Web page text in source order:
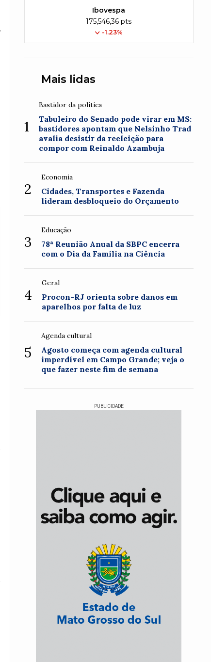
Ibovespa
175,546,36 pts
-1.23%
Mais lidas
1
Bastidor da política
Tabuleiro do Senado pode virar em MS:
bastidores apontam que Nelsinho Trad
avalia desistir da reeleição para
compor com Reinaldo Azambuja
2
Economia
Cidades, Transportes e Fazenda
lideram desbloqueio do Orçamento
3
Educação
78ª Reunião Anual da SBPC encerra
com o Dia da Família na Ciência
4
Geral
Procon-RJ orienta sobre danos em
aparelhos por falta de luz
5
Agenda cultural
Agosto começa com agenda cultural
imperdível em Campo Grande; veja o
que fazer neste fim de semana
PUBLICIDADE